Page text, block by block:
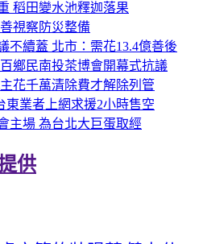
稻田變水池釋迦落果
視察防災整備
不續蓋 北市：需花13.4億善後
鄉民南投茶博會開幕式抗議
花千萬清除費才解除列管
東業者上網求援2小時售空
主場 為台北大巨蛋取經
供